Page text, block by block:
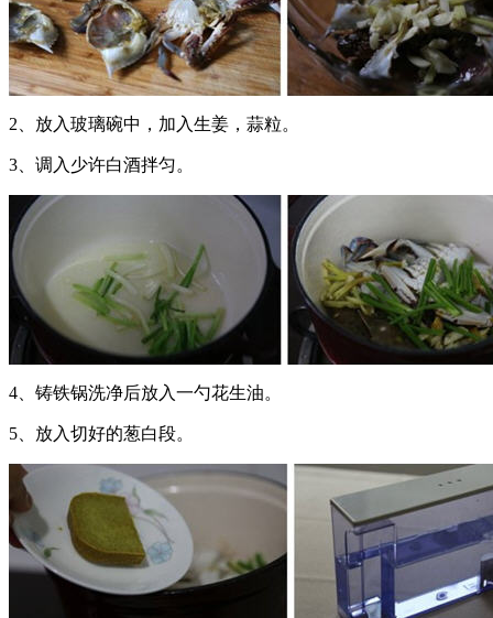
2、放入玻璃碗中，加入生姜，蒜粒。
3、调入少许白酒拌匀。
4、铸铁锅洗净后放入一勺花生油。
5、放入切好的葱白段。